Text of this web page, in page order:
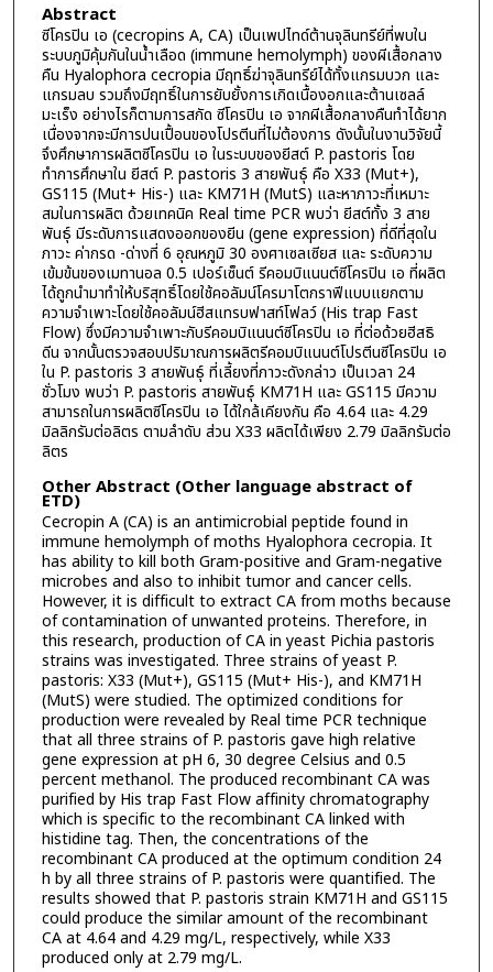
Abstract
ซีโครปิน เอ (cecropins A, CA) เป็นเพปไทด์ต้านจุลินทรีย์ที่พบใน
ระบบภูมิคุ้มกันในน้ำเลือด (immune hemolymph) ของผีเสื้อกลาง
คืน Hyalophora cecropia มีฤทธิ์ฆ่าจุลินทรีย์ได้ทั้งแกรมบวก และ
แกรมลบ รวมถึงมีฤทธิ์ในการยับยั้งการเกิดเนื้องอกและต้านเซลล์
มะเร็ง อย่างไรก็ตามการสกัด ซีโครปิน เอ จากผีเสื้อกลางคืนทำได้ยาก
เนื่องจากจะมีการปนเปื้อนของโปรตีนที่ไม่ต้องการ ดังนั้นในงานวิจัยนี้
จึงศึกษาการผลิตซีโครปิน เอ ในระบบของยีสต์ P. pastoris โดย
ทำการศึกษาใน ยีสต์ P. pastoris 3 สายพันธุ์ คือ X33 (Mut+),
GS115 (Mut+ His-) และ KM71H (MutS) และหาภาวะที่เหมาะ
สมในการผลิต ด้วยเทคนิค Real time PCR พบว่า ยีสต์ทั้ง 3 สาย
พันธุ์ มีระดับการแสดงออกของยีน (gene expression) ที่ดีที่สุดใน
ภาวะ ค่ากรด -ด่างที่ 6 อุณหภูมิ 30 องศาเซลเซียส และ ระดับความ
เข้มข้นของเมทานอล 0.5 เปอร์เซ็นต์ รีคอมบิแนนต์ซีโครปิน เอ ที่ผลิต
ได้ถูกนำมาทำให้บริสุทธิ์โดยใช้คอลัมน์โครมาโตกราฟีแบบแยกตาม
ความจำเพาะโดยใช้คอลัมน์ฮีสแทรบฟาสท์โฟลว์ (His trap Fast
Flow) ซึ่งมีความจำเพาะกับรีคอมบิแนนต์ซีโครปิน เอ ที่ต่อด้วยฮีสธิ
ดีน จากนั้นตรวจสอบปริมาณการผลิตรีคอมบิแนนต์โปรตีนซีโครปิน เอ
ใน P. pastoris 3 สายพันธุ์ ที่เลี้ยงที่ภาวะดังกล่าว เป็นเวลา 24
ชั่วโมง พบว่า P. pastoris สายพันธุ์ KM71H และ GS115 มีความ
สามารถในการผลิตซีโครปิน เอ ได้ใกล้เคียงกัน คือ 4.64 และ 4.29
มิลลิกรัมต่อลิตร ตามลำดับ ส่วน X33 ผลิตได้เพียง 2.79 มิลลิกรัมต่อ
ลิตร
Other Abstract (Other language abstract of
ETD)
Cecropin A (CA) is an antimicrobial peptide found in
immune hemolymph of moths Hyalophora cecropia. It
has ability to kill both Gram-positive and Gram-negative
microbes and also to inhibit tumor and cancer cells.
However, it is difficult to extract CA from moths because
of contamination of unwanted proteins. Therefore, in
this research, production of CA in yeast Pichia pastoris
strains was investigated. Three strains of yeast P.
pastoris: X33 (Mut+), GS115 (Mut+ His-), and KM71H
(MutS) were studied. The optimized conditions for
production were revealed by Real time PCR technique
that all three strains of P. pastoris gave high relative
gene expression at pH 6, 30 degree Celsius and 0.5
percent methanol. The produced recombinant CA was
purified by His trap Fast Flow affinity chromatography
which is specific to the recombinant CA linked with
histidine tag. Then, the concentrations of the
recombinant CA produced at the optimum condition 24
h by all three strains of P. pastoris were quantified. The
results showed that P. pastoris strain KM71H and GS115
could produce the similar amount of the recombinant
CA at 4.64 and 4.29 mg/L, respectively, while X33
produced only at 2.79 mg/L.